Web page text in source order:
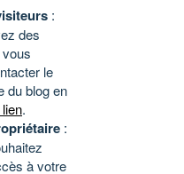
:
des
le
du blog en
.
:
à votre